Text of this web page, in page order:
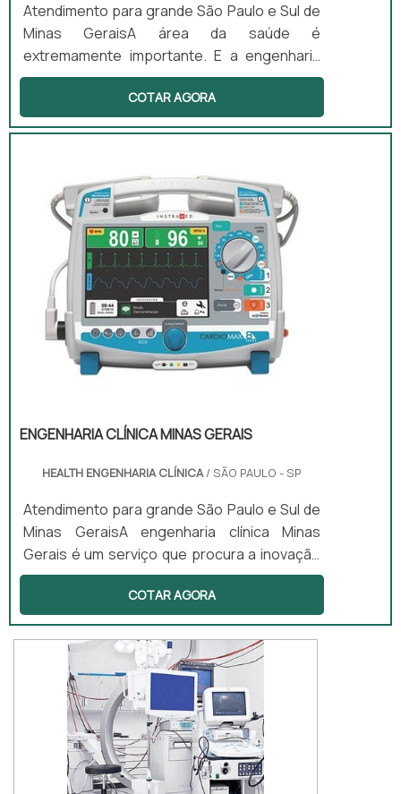
Atendimento para grande São Paulo e Sul de
Minas GeraisA área da saúde é
extremamente importante. E a engenharia
clínica hospital SP tem papel fundamental na
área, pois são essas empresas que
oferecer produtos e serviços para vários
empresas dessa área podem realizar
manutenções em equipamentos, produtos e
aparelhos que fazem os mais diversos tipos
de exame...
COTAR AGORA
ENGENHARIA CLÍNICA MINAS GERAIS
HEALTH ENGENHARIA CLÍNICA/ SÃO PAULO - SP
Atendimento para grande São Paulo e Sul de
Minas GeraisA engenharia clínica Minas
Gerais é um serviço que procura a inovação
para os mais variados diversos
estabelecimentos da área da saúde. Com a
esse tipo de tecnologia é possível garantir
diversos benefícios, como por exemplo:
Elaborar cronogramas de calibrações e
manutenções corretivas e preventivas;
Gerenciar o parque tecnológico; Organizar
os processos desenvolvidos nos
estabelecim...
COTAR AGORA